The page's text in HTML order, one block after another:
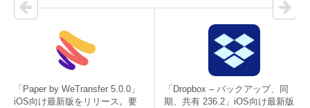
「Paper by WeTransfer 5.0.0」
iOS向け最新版をリリース。要
「Dropbox – バックアップ、同
期、共有 236.2」iOS向け最新版